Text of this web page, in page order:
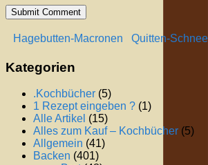
Hagebutten-Macronen Quitten-Schnee
Kategorien
.Kochbücher (5)
1 Rezept eingeben ? (1)
Alle Artikel (15)
Alles zum Kauf – Kochbücher (5)
Allgemein (41)
Backen (401)